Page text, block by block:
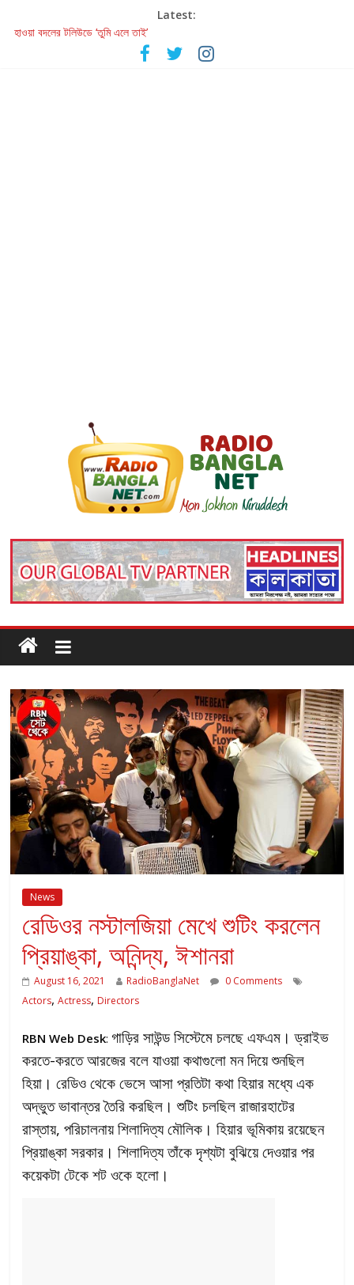
Latest:
হাওয়া বদলের টলিউডে ‘তুমি এলে তাই’
রবীন্দ্রনাথ ও গুলজারের সৃষ্টির মেলবন্ধনে মুগ্ধ করল ‘দুই তারার দোতারা’
কলের গান থেকে রীলস্ — বাঙালির গান শোনার বিবর্তনের গল্প
News
রেডিওর নস্টালজিয়া মেখে শুটিং করলেন
প্রিয়াঙ্কা, অনিন্দ্য, ঈশানরা
August 16, 2021 RadioBanglaNet
0 Comments
Actors,Actress, Directors
RBN Web Desk: গাড়ির সাউন্ড সিস্টেমে চলছে এফএম। ড্রাইভ
করতে-করতে আরজের বলে যাওয়া কথাগুলো মন দিয়ে শুনছিল
হিয়া। রেডিও থেকে ভেসে আসা প্রতিটা কথা হিয়ার মধ্যে এক
অদ্ভুত ভাবান্তর তৈরি করছিল। শুটিং চলছিল রাজারহাটের
রাস্তায়, পরিচালনায় শিলাদিত্য মৌলিক। হিয়ার ভূমিকায় রয়েছেন
প্রিয়াঙ্কা সরকার। শিলাদিত্য তাঁকে দৃশ্যটা বুঝিয়ে দেওয়ার পর
কয়েকটা টেকে শট ওকে হলো।